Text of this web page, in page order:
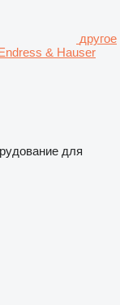
другое
& Hauser
для